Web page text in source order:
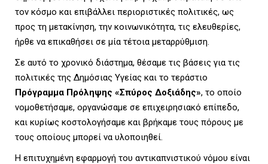
τον κόσμο και επιβάλλει περιοριστικές πολιτικές, ως
προς τη μετακίνηση, την κοινωνικότητα, τις ελευθερίες,
ήρθε να επικαθήσει σε μία τέτοια μεταρρύθμιση.
Σε αυτό το χρονικό διάστημα, θέσαμε τις βάσεις για τις
πολιτικές της Δημόσιας Υγείας και το τεράστιο
Πρόγραμμα Πρόληψης «Σπύρος Δοξιάδης», το οποίο
νομοθετήσαμε, οργανώσαμε σε επιχειρησιακό επίπεδο,
και κυρίως κοστολογήσαμε και βρήκαμε τους πόρους με
τους οποίους μπορεί να υλοποιηθεί.
Η επιτυχημένη εφαρμογή του αντικαπνιστικού νόμου είναι